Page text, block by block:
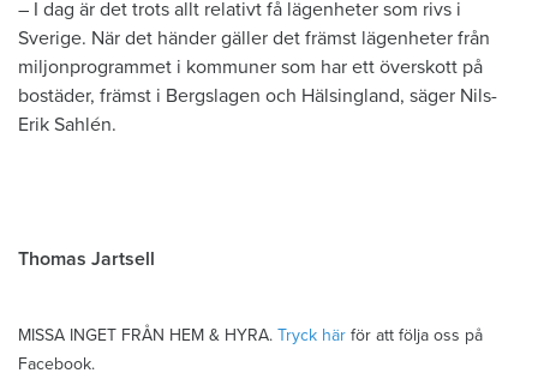
– I dag är det trots allt relativt få lägenheter som rivs i
Sverige. När det händer gäller det främst lägenheter från
miljonprogrammet i kommuner som har ett överskott på
bostäder, främst i Bergslagen och Hälsingland, säger Nils-
Erik Sahlén.
Thomas Jartsell
MISSA INGET FRÅN HEM & HYRA. Tryck här för att följa oss på
Facebook.